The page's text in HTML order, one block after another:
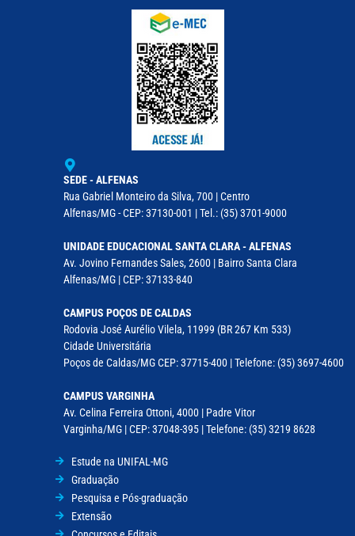
SEDE - ALFENAS
Rua Gabriel Monteiro da Silva, 700 | Centro
Alfenas/MG - CEP: 37130-001 | Tel.: (35) 3701-9000
UNIDADE EDUCACIONAL SANTA CLARA - ALFENAS
Av. Jovino Fernandes Sales, 2600 | Bairro Santa Clara
Alfenas/MG | CEP: 37133-840
CAMPUS POÇOS DE CALDAS
Rodovia José Aurélio Vilela, 11999 (BR 267 Km 533)
Cidade Universitária
Poços de Caldas/MG CEP: 37715-400 | Telefone: (35) 3697-4600
CAMPUS VARGINHA
Av. Celina Ferreira Ottoni, 4000 | Padre Vitor
Varginha/MG | CEP: 37048-395 | Telefone: (35) 3219 8628
Estude na UNIFAL-MG
Graduação
Pesquisa e Pós-graduação
Extensão